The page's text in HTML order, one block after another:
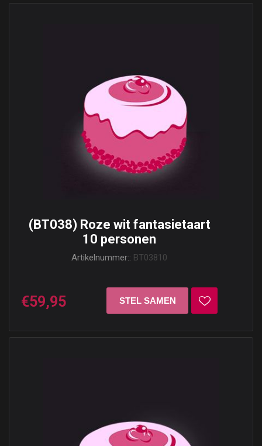
(BT038) Roze wit fantasietaart
10 personen
Artikelnummer:: BT03810
€59,95